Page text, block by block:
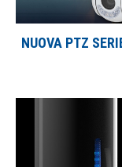
NUOVA PTZ